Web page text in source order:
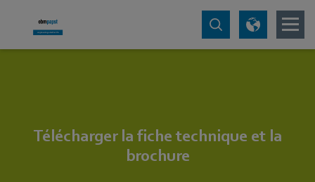
Télécharger la fiche technique et la
brochure